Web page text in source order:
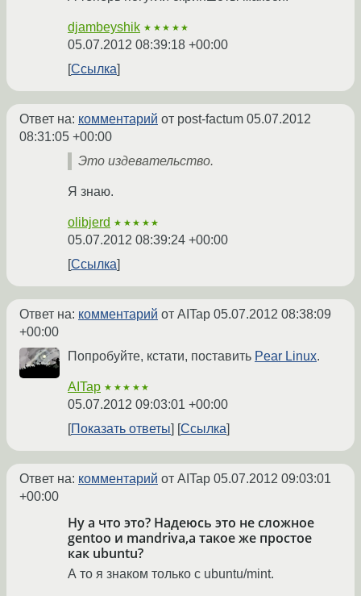
djambeyshik ★★★★★
05.07.2012 08:39:18 +00:00
Ссылка
Ответ на: комментарий от post-factum 05.07.2012
08:31:05 +00:00
Это издевательство.
Я знаю.
olibjerd ★★★★★
05.07.2012 08:39:24 +00:00
Ссылка
Ответ на: комментарий от AITap 05.07.2012 08:38:09
+00:00
Попробуйте, кстати, поставить Pear Linux.
AITap ★★★★★
05.07.2012 09:03:01 +00:00
Показать ответы
Ссылка
Ответ на: комментарий от AITap 05.07.2012 09:03:01
+00:00
Ну а что это? Надеюсь это не сложное
gentoo и mandriva,а такое же простое
как ubuntu?
А то я знаком только с ubuntu/mint.